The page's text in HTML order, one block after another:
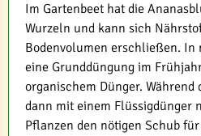
Im Gartenbeet hat die
Wurzeln und kann sich
Bodenvolumen erschließen.
eine Grunddüngung im
organischem Dünger.
dann mit einem Flüssigdünger
Pflanzen den nötigen Schub